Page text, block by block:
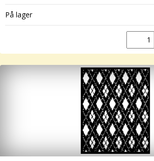
På lager